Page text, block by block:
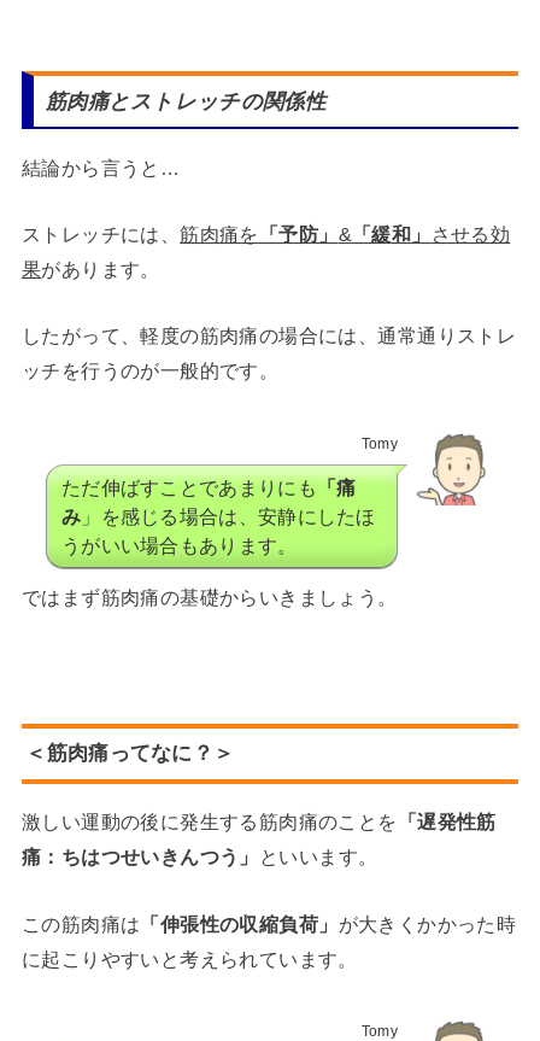
筋肉痛とストレッチの関係性
結論から言うと…
ストレッチには、筋肉痛を 「予防」 & 「緩和」
させる効
果があります。
したがって、軽度の筋肉痛の場合には、通常通りストレ
ッチを行うのが一般的です。
Tomy
ただ伸ばすことであまりにも「痛
み 」を感じる場合は、安静にしたほ
うがいい場合もあります。
ではまず筋肉痛の基礎からいきましょう。
＜筋肉痛ってなに？＞
激しい運動の後に発生する筋肉痛のことを 「遅発性筋
痛：ちはつせいきんつう」
といいます。
この筋肉痛は 「伸張性の収縮負荷」 が大きくかかった時
に起こりやすいと考えられています。
Tomy